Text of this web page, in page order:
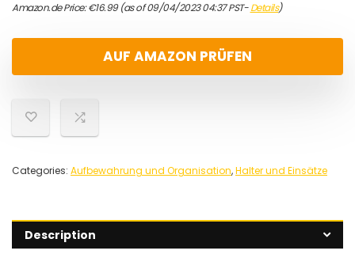
Amazon.de Price:€16.99(as of 09/04/2023 04:37 PST-Details)
AUF AMAZON PRÜFEN
Categories: Aufbewahrung und Organisation,Halter und Einsätze
Description